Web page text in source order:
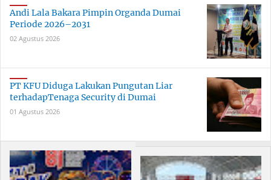
Andi Lala Bakara Pimpin Organda Dumai
Periode 2026–2031
02 Agustus 2026
PT KFU Diduga Lakukan Pungutan Liar
terhadapTenaga Security di Dumai
01 Agustus 2026